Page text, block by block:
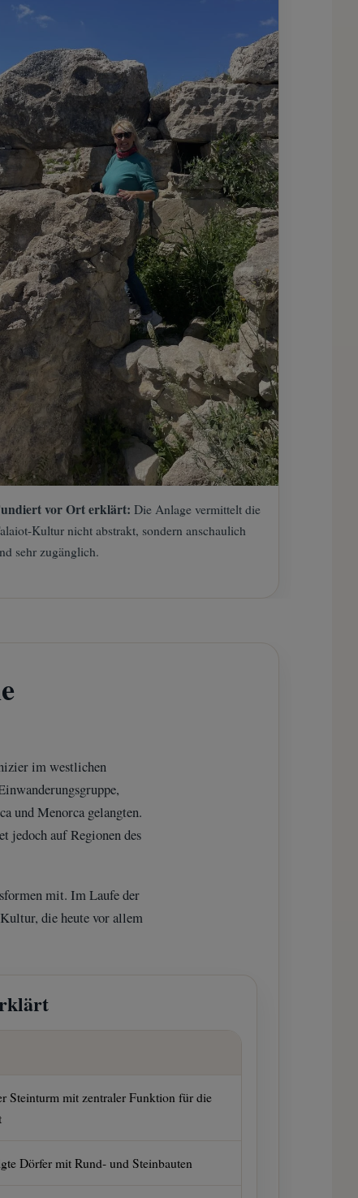
vor Ort erklärt: Die Anlage vermittelt die
Kultur nicht abstrakt, sondern anschaulich
sehr zugänglich.
im westlichen
und Menorca gelangten.
jedoch auf Regionen des
mit. Im Laufe der
die heute vor allem
Steinturm mit zentraler Funktion für die
Dörfer mit Rund- und Steinbauten